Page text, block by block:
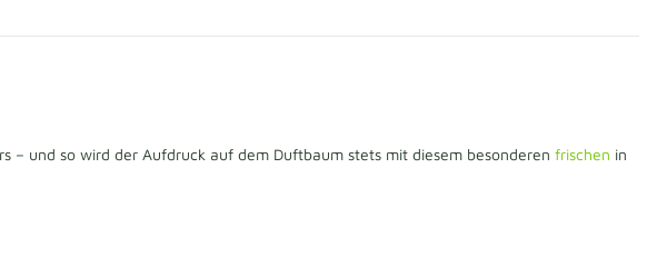
– und so wird der Aufdruck auf dem Duftbaum stets mit diesem besonderen frischen in